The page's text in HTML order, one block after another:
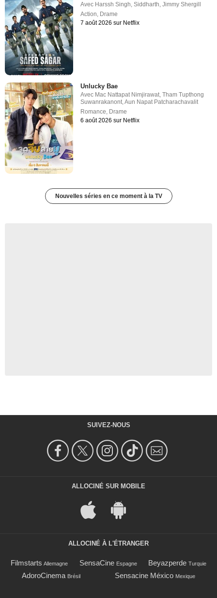
Avec Harssh Singh,Siddharth,Jimmy Shergill
Action, Drame
7 août 2026 sur Netflix
Unlucky Bae
Avec Mac Nattapat Nimjirawat ,Tham Tupthong
Suwanrakanont ,Aun Napat Patcharachavalit
Romance Drame
6 août 2026 sur Netflix
Nouvelles séries en ce moment à la TV
SUIVEZ-NOUS
ALLOCINÉ SUR MOBILE
ALLOCINÉ À L'ÉTRANGER
Filmstarts Allemagne SensaCine Espagne Beyazperde Turquie
AdoroCinema Brésil Sensacine México Mexique